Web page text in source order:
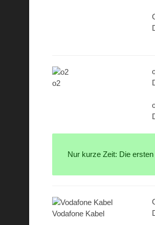
o2
Nur kurze Zeit: Die
Vodafone Kabel